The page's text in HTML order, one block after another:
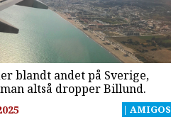
blandt andet på Sverige,
altså dropper Billund.
| AMIGOS